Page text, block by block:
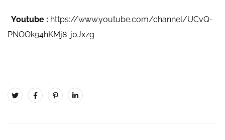
Youtube : https://www.youtube.com/channel/UCvQ-
PNOOk94hKMj8-j0Jxzg